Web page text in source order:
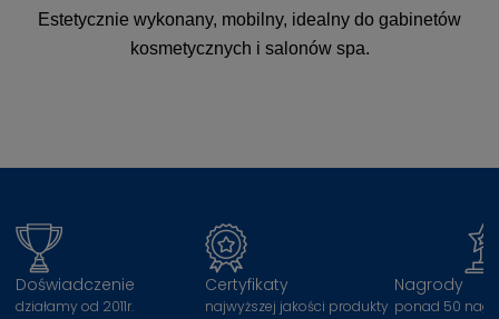
Estetycznie wykonany, mobilny, idealny do gabinetów
kosmetycznych i salonów spa.
Doświadczenie
działamy od 2011r.
Certyfikaty
najwyższej jakości produkty
Nagrody
ponad 50